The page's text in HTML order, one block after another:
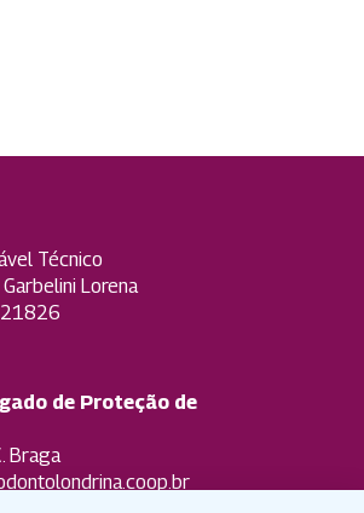
Técnico
Lorena
21826
de Proteção de
Braga